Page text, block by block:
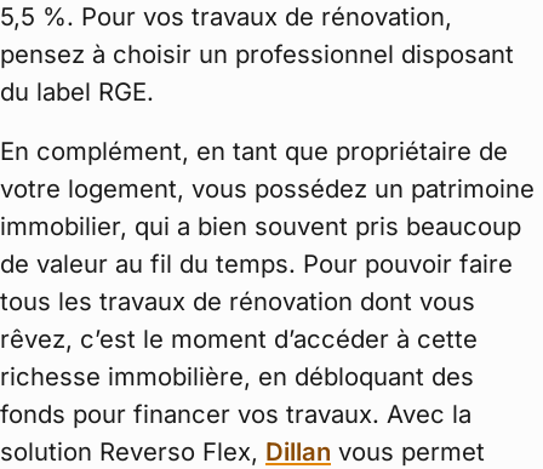
5,5 %. Pour vos travaux de rénovation,
pensez à choisir un professionnel disposant
du label RGE.
En complément, en tant que propriétaire de
votre logement, vous possédez un patrimoine
immobilier, qui a bien souvent pris beaucoup
de valeur au fil du temps. Pour pouvoir faire
tous les travaux de rénovation dont vous
rêvez, c’est le moment d’accéder à cette
richesse immobilière, en débloquant des
fonds pour financer vos travaux. Avec la
solution Reverso Flex, Dillan vous permet